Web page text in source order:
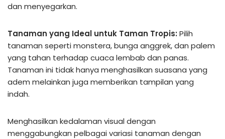
dan menyegarkan.
Tanaman yang Ideal untuk Taman Tropis: Pilih
tanaman seperti monstera, bunga anggrek, dan palem
yang tahan terhadap cuaca lembab dan panas.
Tanaman ini tidak hanya menghasilkan suasana yang
adem melainkan juga memberikan tampilan yang
indah.
Menghasilkan kedalaman visual dengan
menggabungkan pelbagai variasi tanaman dengan